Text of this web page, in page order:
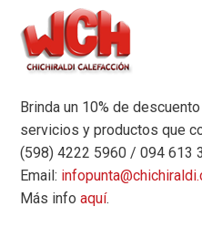
Brinda un 10% de
servicios y productos que
(598) 4222 5960 / 094 613
Email:
Más infoaquí.